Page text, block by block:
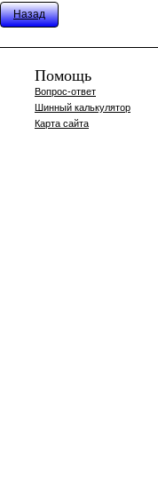
Назад
Помощь
Вопрос-ответ
Шинный калькулятор
Карта сайта